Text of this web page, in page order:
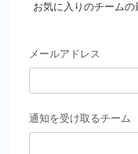
お気に入りのチーム
メールアドレス
通知を受け取るチーム